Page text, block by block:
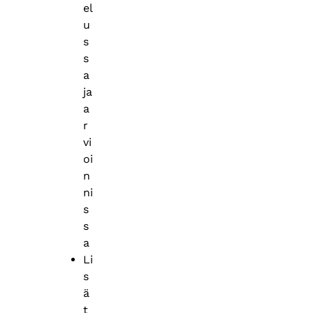
el
u
s
s
a
ja
a
r
vi
oi
n
ni
s
s
a
Li
s
ä
t